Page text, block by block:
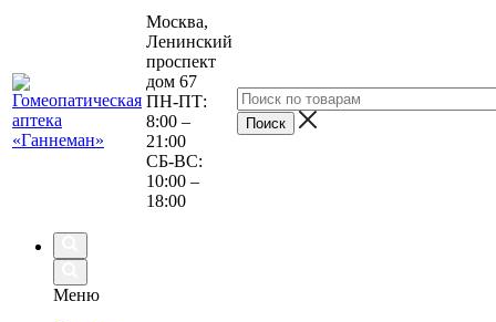
Москва,
Ленинский
проспект
дом 67
ПН-ПТ:
8:00 –
21:00
СБ-ВС:
10:00 –
18:00
Меню